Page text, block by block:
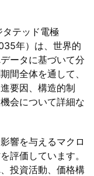
テッド電極
年）は、世界的
ータに基づいて分
間全体を通して、
要因、構造的制
会について詳細な
響を与えるマクロ
評価しています。
投資活動、価格構